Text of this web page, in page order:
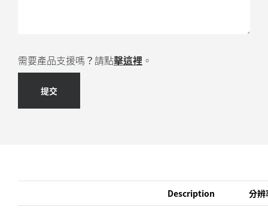
需要產品支援嗎？請點擊這裡 。
提交
Description
分辨